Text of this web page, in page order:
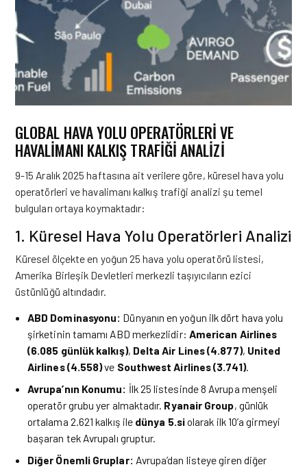
GLOBAL HAVA YOLU OPERATÖRLERI VE
HAVALIMANI KALKIŞ TRAFIĞI ANALIZI
9-15 Aralık 2025 haftasına ait verilere göre, küresel hava yolu
operatörleri ve havalimanı kalkış trafiği analizi şu temel
bulguları ortaya koymaktadır:
1. Küresel Hava Yolu Operatörleri Analizi
Küresel ölçekte en yoğun 25 hava yolu operatörü listesi,
Amerika Birleşik Devletleri merkezli taşıyıcıların ezici
üstünlüğü altındadır.
ABD Dominasyonu: Dünyanın en yoğun ilk dört hava yolu
şirketinin tamamı ABD merkezlidir: American Airlines
(6.085 günlük kalkış), Delta Air Lines (4.877), United
Airlines (4.558)ve Southwest Airlines (3.741).
Avrupa’nın Konumu: İlk 25 listesinde 8 Avrupa menşeli
operatör grubu yer almaktadır. Ryanair Group, günlük
ortalama 2.621 kalkış ile dünya 5.siolarak ilk 10’a girmeyi
başaran tek Avrupalı gruptur.
Diğer Önemli Gruplar: Avrupa’dan listeye giren diğer